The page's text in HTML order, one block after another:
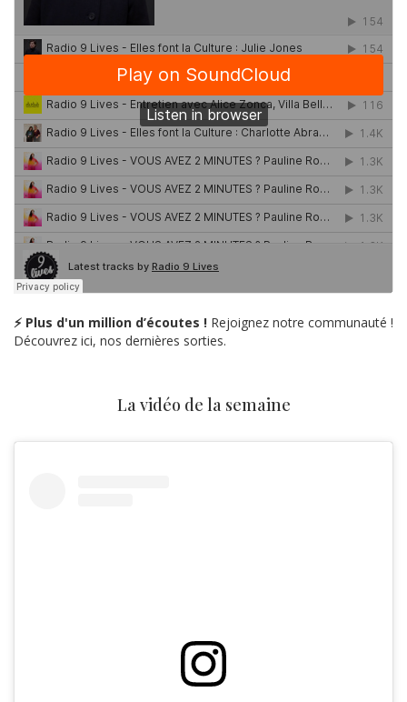
⚡ Plus d'un million d’écoutes ! Rejoignez notre communauté !
Découvrez ici, nos dernières sorties.
La vidéo de la semaine